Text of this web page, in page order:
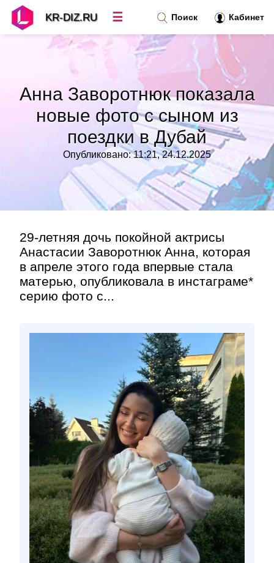
Анна Заворотнюк показала
новые фото с сыном из
поездки в Дубай
Опубликовано: 11:21, 24.12.2025
29-летняя дочь покойной актрисы
Анастасии Заворотнюк Анна, которая
в апреле этого года впервые стала
матерью, опубликовала в инстаграме*
серию фото с...
Поиск Кабинет
KR-DIZ.RU ☰
Топ новостей»
»
Контакт»